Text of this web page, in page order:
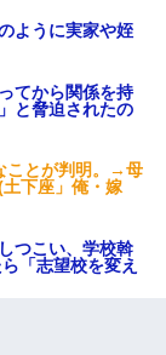
ように実家や姪
てから関係を持
と脅迫されたの
ことが判明。→母
土下座」俺・嫁
つこい、学校斡
「志望校を変え